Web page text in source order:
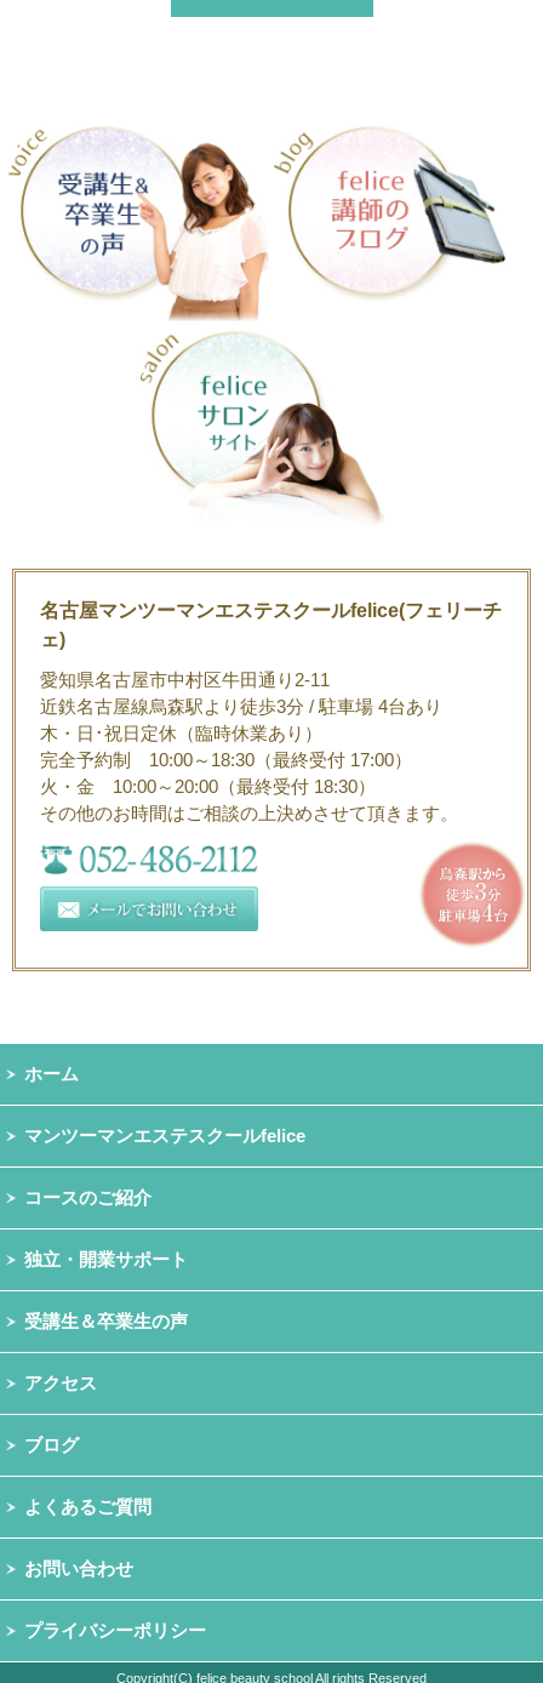
名古屋マンツーマンエステスクールfelice(フェリーチ
ェ)
愛知県名古屋市中村区牛田通り2-11
近鉄名古屋線烏森駅より徒歩3分 / 駐車場 4台あり
木・日･祝日定休（臨時休業あり）
完全予約制 10:00～18:30（最終受付 17:00）
火・金 10:00～20:00（最終受付 18:30）
その他のお時間はご相談の上決めさせて頂きます。
ホーム
マンツーマンエステスクールfelice
コースのご紹介
独立・開業サポート
受講生＆卒業生の声
アクセス
ブログ
よくあるご質問
お問い合わせ
プライバシーポリシー
Copyright(C) felice beauty school All rights Reserved